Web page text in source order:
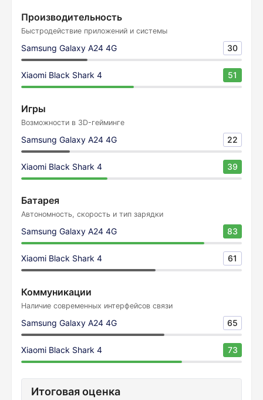
Производительность
Быстродействие приложений и системы
Samsung Galaxy A24 4G 30
Xiaomi Black Shark 4 51
Игры
Возможности в 3D-гейминге
Samsung Galaxy A24 4G 22
Xiaomi Black Shark 4 39
Батарея
Автономность, скорость и тип зарядки
Samsung Galaxy A24 4G 83
Xiaomi Black Shark 4 61
Коммуникации
Наличие современных интерфейсов связи
Samsung Galaxy A24 4G 65
Xiaomi Black Shark 4 73
Итоговая оценка